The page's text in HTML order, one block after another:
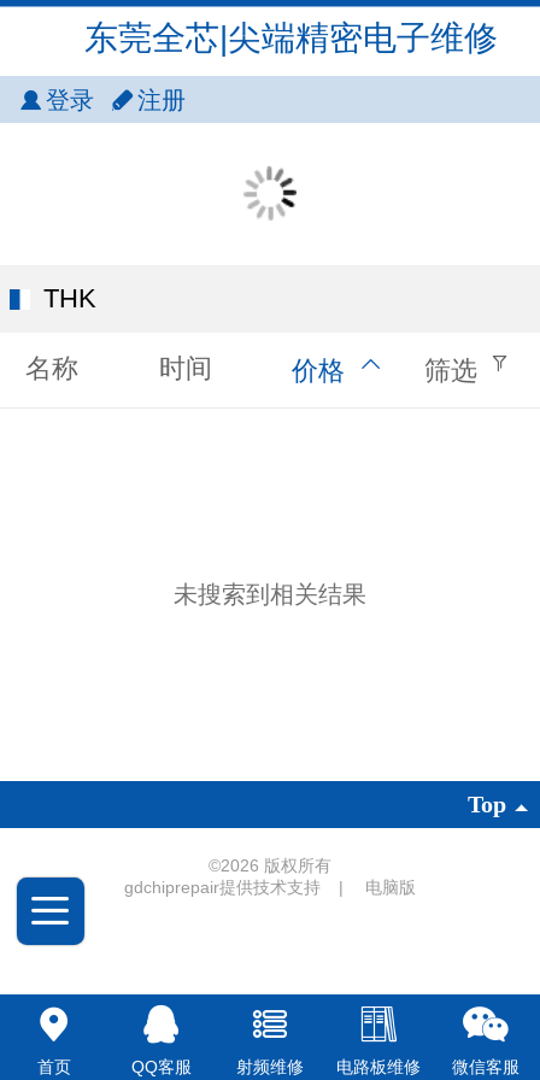
东莞全芯|尖端精密电子维修
登录 注册
THK
名称 时间 价格 筛选
未搜索到相关结果
Top
©2026 版权所有
gdchiprepair提供技术支持
| 电脑版
首页 QQ客服 射频维修 电路板维修 微信客服